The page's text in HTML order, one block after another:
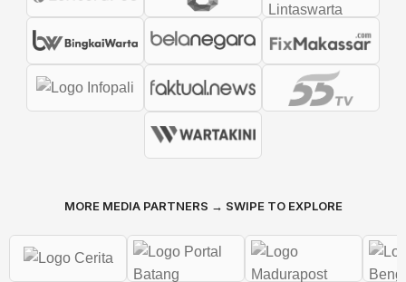
MORE MEDIA PARTNERS → SWIPE TO EXPLORE